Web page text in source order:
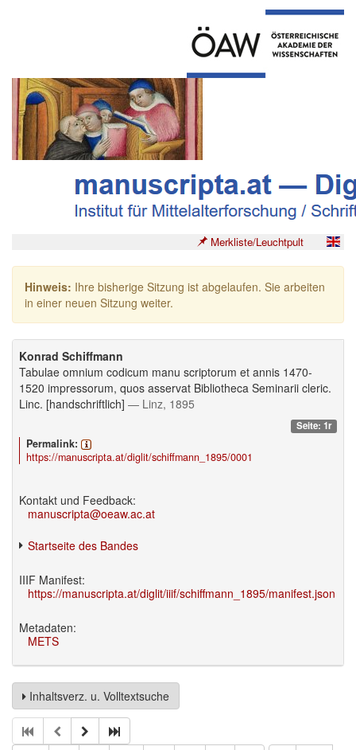
Merkliste/Leuchtpult
Hinweis: Ihre bisherige Sitzung ist abgelaufen. Sie arbeiten
in einer neuen Sitzung weiter.
Konrad Schiffmann
Tabulae omnium codicum manu scriptorum et annis 1470-
1520 impressorum, quos asservat Bibliotheca Seminarii cleric.
Linc. [handschriftlich] — Linz, 1895
Seite: 1r
Permalink:
https://manuscripta.at/diglit/schiffmann_1895/0001
Kontakt und Feedback:
manuscripta@oeaw.ac.at
Startseite des Bandes
IIIF Manifest:
https://manuscripta.at/diglit/iiif/schiffmann_1895/manifest.json
Metadaten:
METS
Inhaltsverz. u. Volltextsuche